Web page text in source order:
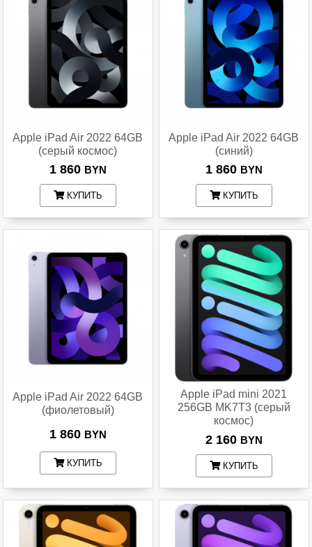
Apple iPad Air 2022 64GB
(серый космос)
1 860 BYN
КУПИТЬ
Apple iPad Air 2022 64GB
(синий)
1 860 BYN
КУПИТЬ
Apple iPad Air 2022 64GB
(фиолетовый)
1 860 BYN
КУПИТЬ
Apple iPad mini 2021
256GB MK7T3 (серый
космос)
2 160 BYN
КУПИТЬ